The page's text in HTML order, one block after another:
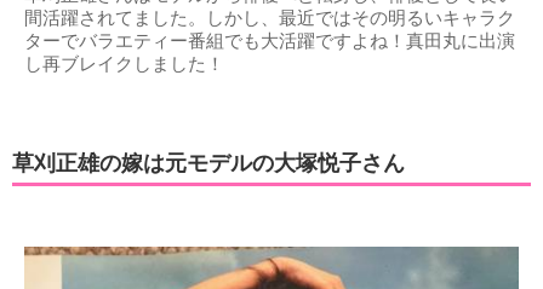
間活躍されてました。しかし、最近ではその明るいキャラク
ターでバラエティー番組でも大活躍ですよね！真田丸に出演
し再ブレイクしました！
草刈正雄の嫁は元モデルの大塚悦子さん